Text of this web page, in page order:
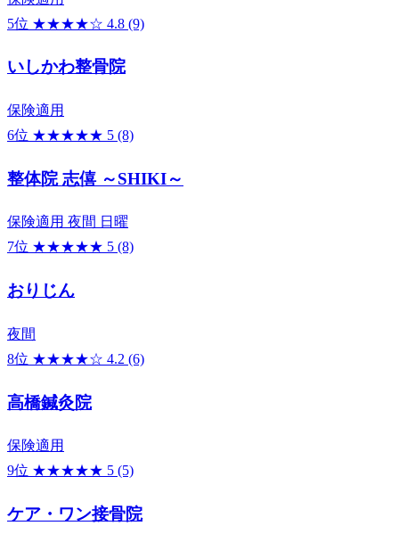
5位 ★★★★☆ 4.8 (9)
いしかわ整骨院
保険適用
6位 ★★★★★ 5 (8)
整体院 志僖 ～SHIKI～
保険適用 夜間 日曜
7位 ★★★★★ 5 (8)
おりじん
夜間
8位 ★★★★☆ 4.2 (6)
高橋鍼灸院
保険適用
9位 ★★★★★ 5 (5)
ケア・ワン接骨院